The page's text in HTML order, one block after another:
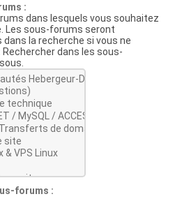
:
dans lesquels vous souhaitez
Les sous-forums seront
la recherche si vous ne
dans les sous-
forums :